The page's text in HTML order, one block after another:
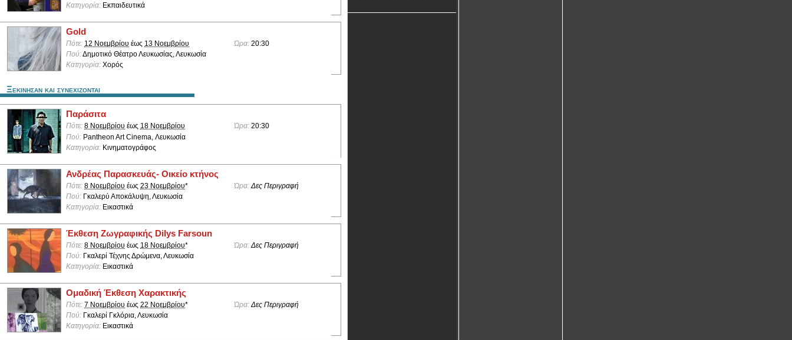
Κατηγορία: Εκπαιδευτικά
Gold
Πότε: 12 Νοεμβρίου έως 13 Νοεμβρίου Ώρα: 20:30
Πού:Δημοτικό Θέατρο Λευκωσίας, Λευκωσία
Κατηγορία: Χορός
Ξεκινησαν και συνεχιζονται
Παράσιτα
Πότε: 8 Νοεμβρίου έως 18 Νοεμβρίου Ώρα: 20:30
Πού: Pantheon Art Cinema, Λευκωσία
Κατηγορία: Κινηματογράφος
Ανδρέας Παρασκευάς- Οικείο κτήνος
Πότε: 8 Νοεμβρίου έως 23 Νοεμβρίου* Ώρα: Δες Περιγραφή
Πού: Γκαλερύ Αποκάλυψη, Λευκωσία
Κατηγορία: Εικαστικά
Έκθεση Ζωγραφικής Dilys Farsoun
Πότε: 8 Νοεμβρίου έως 18 Νοεμβρίου* Ώρα: Δες Περιγραφή
Πού: Γκαλερί Τέχνης Δρώμενα, Λευκωσία
Κατηγορία: Εικαστικά
Ομαδική Έκθεση Χαρακτικής
Πότε: 7 Νοεμβρίου έως 22 Νοεμβρίου* Ώρα: Δες Περιγραφή
Πού: Γκαλερί Γκλόρια, Λευκωσία
Κατηγορία: Εικαστικά